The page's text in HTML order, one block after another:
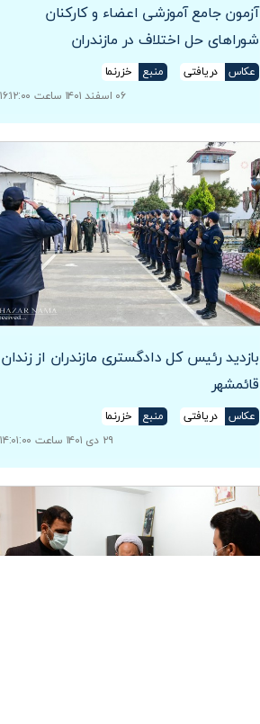
آزمون جامع آموزشی اعضاء و کارکنان
شوراهای حل اختلاف در مازندران
عکاس دریافتی منبع
خزرنما
۰۶ اسفند ۱۴۰۱ ساعت ۱۶:۱۲:۰۰
بازدید رئیس کل دادگستری مازندران از زندان
قائمشهر
عکاس دریافتی منبع
خزرنما
۲۹ دی ۱۴۰۱ ساعت ۱۴:۰۱:۰۰